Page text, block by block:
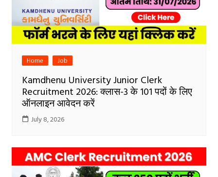
Home Job
Kamdhenu University Junior Clerk
Recruitment 2026: क्लास-3 के 101 पदों के लिए
ऑनलाइन आवेदन करें
July 8, 2026